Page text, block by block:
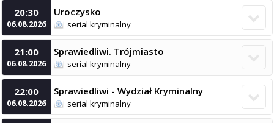
20:30
06.08.2026
Uroczysko
serial kryminalny
21:00
06.08.2026
Sprawiedliwi. Trójmiasto
serial kryminalny
22:00
06.08.2026
Sprawiedliwi - Wydział Kryminalny
serial kryminalny